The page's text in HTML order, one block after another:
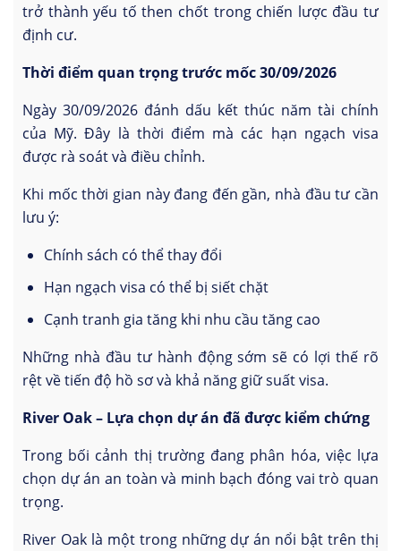
trở thành yếu tố then chốt trong chiến lược đầu tư
định cư.
Thời điểm quan trọng trước mốc 30/09/2026
Ngày 30/09/2026 đánh dấu kết thúc năm tài chính
của Mỹ. Đây là thời điểm mà các hạn ngạch visa
được rà soát và điều chỉnh.
Khi mốc thời gian này đang đến gần, nhà đầu tư cần
lưu ý:
Chính sách có thể thay đổi
Hạn ngạch visa có thể bị siết chặt
Cạnh tranh gia tăng khi nhu cầu tăng cao
Những nhà đầu tư hành động sớm sẽ có lợi thế rõ
rệt về tiến độ hồ sơ và khả năng giữ suất visa.
River Oak – Lựa chọn dự án đã được kiểm chứng
Trong bối cảnh thị trường đang phân hóa, việc lựa
chọn dự án an toàn và minh bạch đóng vai trò quan
trọng.
River Oak là một trong những dự án nổi bật trên thị